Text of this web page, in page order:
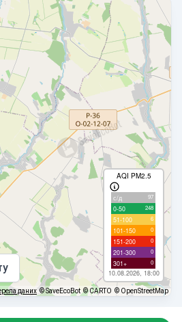
AQI PM2.5
с/д 97
0-50 248
51-100 6
101-150 0
151-200 0
201-300 0
301+ 0
10.08.2026, 18:00
даних © SaveEcoBot © CARTO © OpenStreetMap